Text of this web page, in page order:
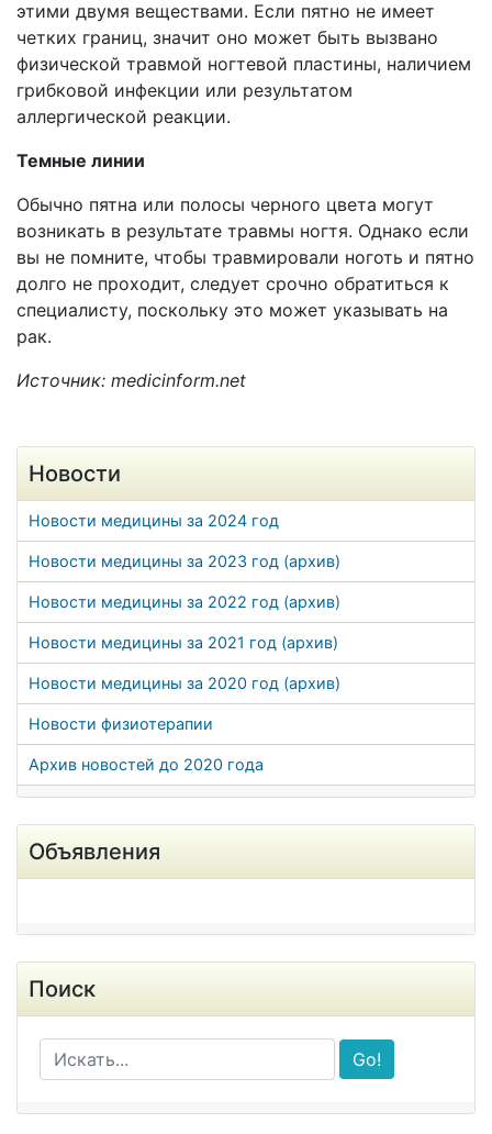
этими двумя веществами. Если пятно не имеет
четких границ, значит оно может быть вызвано
физической травмой ногтевой пластины, наличием
грибковой инфекции или результатом
аллергической реакции.
Темные линии
Обычно пятна или полосы черного цвета могут
возникать в результате травмы ногтя. Однако если
вы не помните, чтобы травмировали ноготь и пятно
долго не проходит, следует срочно обратиться к
специалисту, поскольку это может указывать на
рак.
Источник: medicinform.net
Новости
Новости медицины за 2024 год
Новости медицины за 2023 год (архив)
Новости медицины за 2022 год (архив)
Новости медицины за 2021 год (архив)
Новости медицины за 2020 год (архив)
Новости физиотерапии
Архив новостей до 2020 года
Объявления
Поиск
Go!